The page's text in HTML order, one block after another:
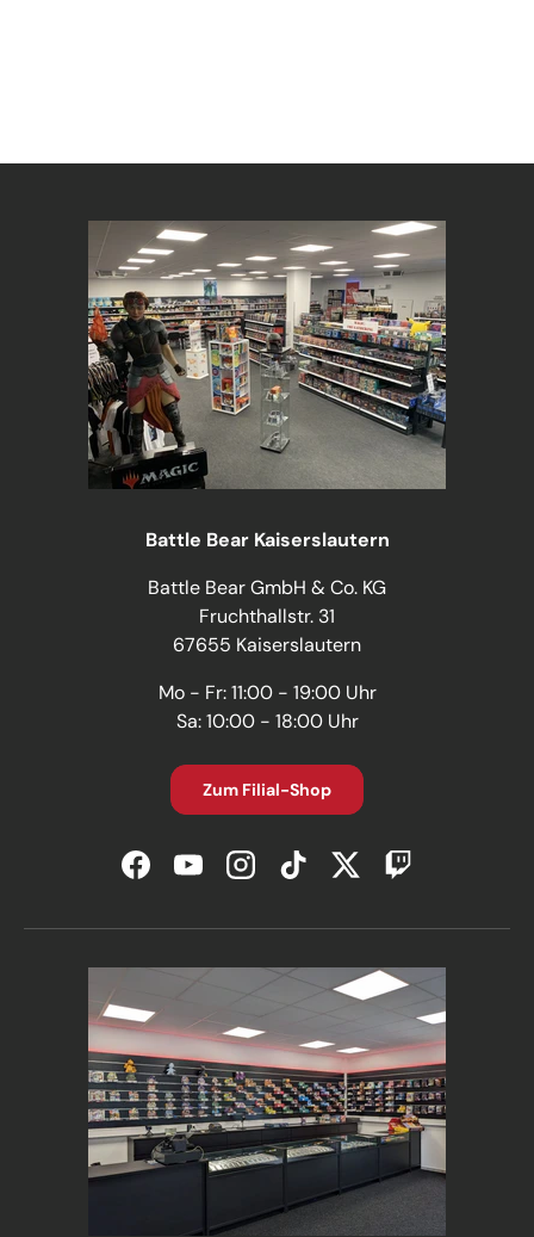
Battle Bear Kaiserslautern
Battle Bear GmbH & Co. KG
Fruchthallstr. 31
67655 Kaiserslautern
Mo - Fr: 11:00 - 19:00 Uhr
Sa: 10:00 - 18:00 Uhr
Zum Filial-Shop
FacebookYouTubeInstagramTikTokTwitterTwitch